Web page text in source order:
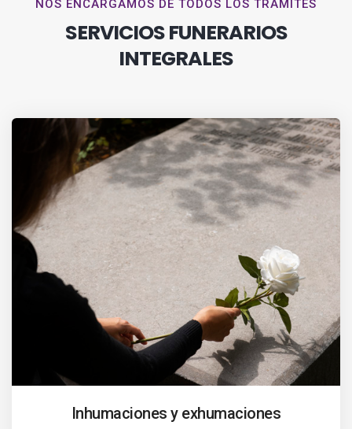
NOS ENCARGAMOS DE TODOS LOS TRÁMITES
SERVICIOS FUNERARIOS
INTEGRALES
Inhumaciones y exhumaciones